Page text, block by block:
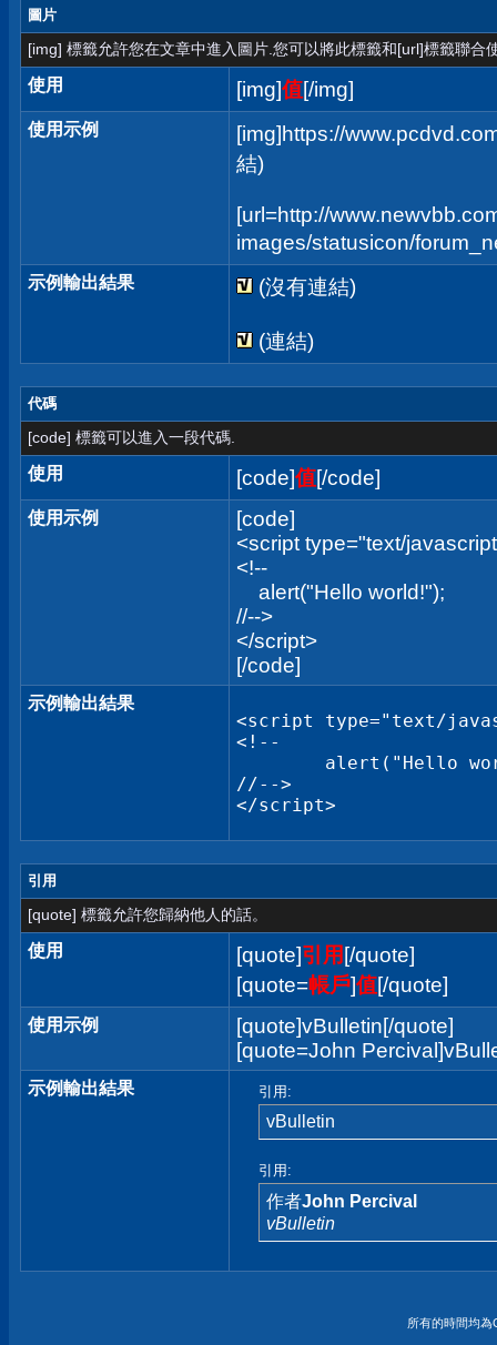
圖片
[img] 標籤允許您在文章中進入圖片.您可以將此標籤和[url]標籤聯合
使用 [img]值[/img]
使用示例
[img]https://
結)
[url=http://
images/statusicon/
示例輸出結果 (沒有連結)
(連結)
代碼
[code] 標籤可以進入一段代碼.
使用 [code]值[/code]
使用示例
[code]
<script type="text/
<!--
alert("Hello world!");
//-->
</script>
[/code]
示例輸出結果
<script type="text/
<!--
//-->
</script>
引用
[quote] 標籤允許您歸納他人的話。
使用 [quote]引用 [/quote]
[quote=帳戶]值[/quote]
使用示例
[quote]vBulletin[/quote]
[quote=John
示例輸出結果 引用:
vBulletin
引用:
作者John Percival
vBulletin
所有的時間均為